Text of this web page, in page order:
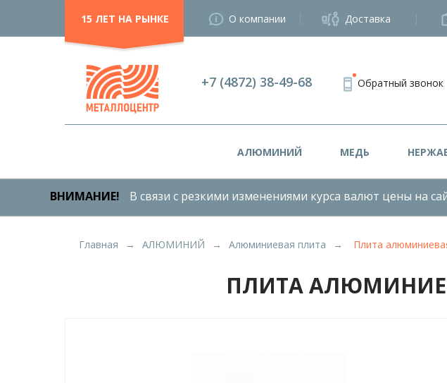
15 ЛЕТ НА РЫНКЕ О компании Доставка
+7 (4872) 38-49-68 Обратный звонок
АЛЮМИНИЙ МЕДЬ
ВНИМАНИЕ! В связи с резкими изменениями курса валют цены на
Главная АЛЮМИНИЙ Алюминиевая плита Плита
ПЛИТА